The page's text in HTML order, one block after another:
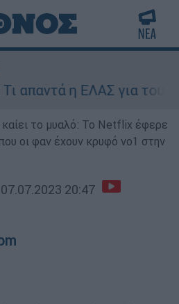
η ΕΛΑΣ για τους 8
το μυαλό: Το Netflix έφερε
οι φαν έχουν κρυφό νο1 στην
07.07.2023 20:47